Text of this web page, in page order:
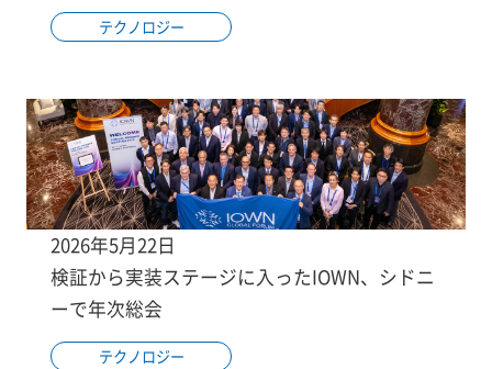
テクノロジー
2026年5月22日
検証から実装ステージに入ったIOWN、シドニ
ーで年次総会
テクノロジー